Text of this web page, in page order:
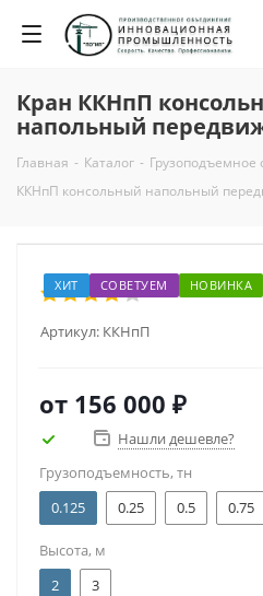
Кран ККНпП
напольный
Главная - Каталог - Грузоподъемное
ККНпП консольный напольный
ХИТ СОВЕТУЕМ НОВИНКА
Артикул: ККНпП
от 156 000 ₽
Нашли дешевле?
Грузоподъемность, тн
0.125
0.25 0.5 0.75
Высота, м
2
3